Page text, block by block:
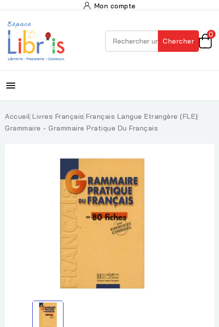
Mon compte
Chercher
0

Accueil Livres Français Français Langue Etrangère (FLE)
Grammaire - Grammaire Pratique Du Français